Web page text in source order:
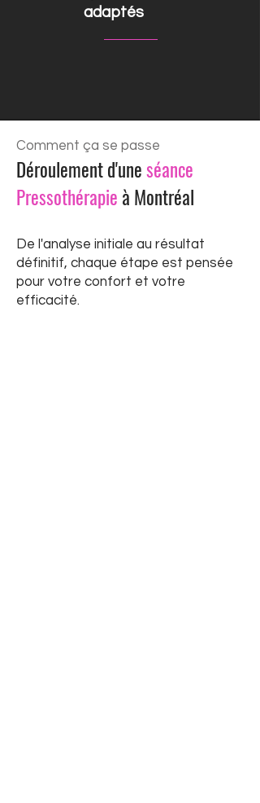
adaptés
Comment ça se passe
Déroulement d'uneséance
Pressothérapie à Montréal
De l'analyse initiale au résultat
définitif, chaque étape est pensée
pour votre confort et votre
efficacité.